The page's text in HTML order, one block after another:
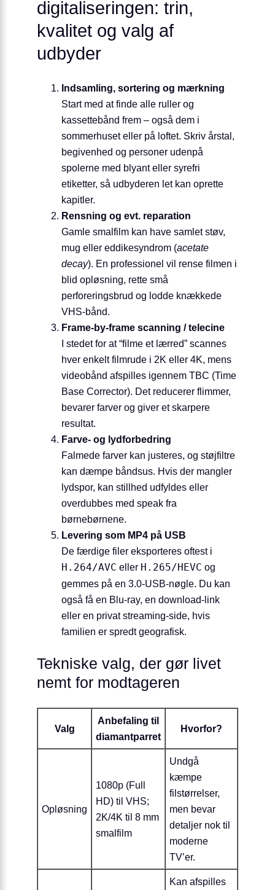
digitaliseringen: trin,
kvalitet og valg af
udbyder
Indsamling, sortering og mærkning
Start med at finde alle ruller og
kassettebånd frem – også dem i
sommerhuset eller på loftet. Skriv årstal,
begivenhed og personer udenpå
spolerne med blyant eller syrefri
etiketter, så udbyderen let kan oprette
kapitler.
Rensning og evt. reparation
Gamle smalfilm kan have samlet støv,
mug eller eddikesyndrom (acetate
decay). En professionel vil rense filmen i
blid opløsning, rette små
perforeringsbrud og lodde knækkede
VHS-bånd.
Frame-by-frame scanning / telecine
I stedet for at “filme et lærred” scannes
hver enkelt filmrude i 2K eller 4K, mens
videobånd afspilles igennem TBC (Time
Base Corrector). Det reducerer flimmer,
bevarer farver og giver et skarpere
resultat.
Farve- og lydforbedring
Falmede farver kan justeres, og støjfiltre
kan dæmpe båndsus. Hvis der mangler
lydspor, kan stillhed udfyldes eller
overdubbes med speak fra
børnebørnene.
Levering som MP4 på USB
De færdige filer eksporteres oftest i
H.264/AVC eller H.265/HEVC og
gemmes på en 3.0-USB-nøgle. Du kan
også få en Blu-ray, en download-link
eller en privat streaming-side, hvis
familien er spredt geografisk.
Tekniske valg, der gør livet
nemt for modtageren
Valg
Anbefaling til
diamantparret
Hvorfor?
Opløsning
1080p (Full
HD) til VHS;
2K/4K til 8 mm
smalfilm
Undgå
kæmpe
filstørrelser,
men bevar
detaljer nok til
moderne
TV’er.
Kan afspilles